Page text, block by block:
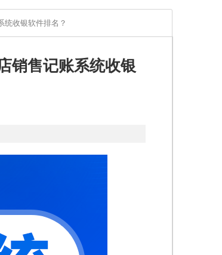
统收银软件排名？
销售记账系统收银